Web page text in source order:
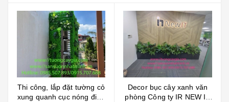
Decor bục cây xanh văn
phòng Công ty IR NEW IT
Thi công backdrop tổ chức
sự kiện kỷ niệm 9 năm